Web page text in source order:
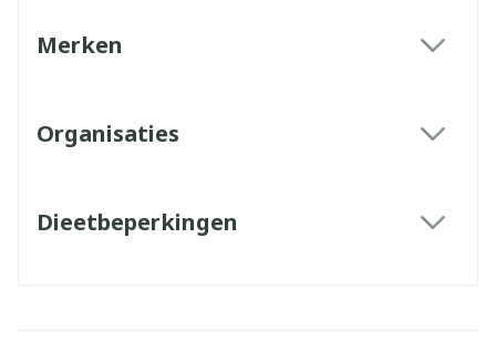
Merken
Organisaties
Dieetbeperkingen